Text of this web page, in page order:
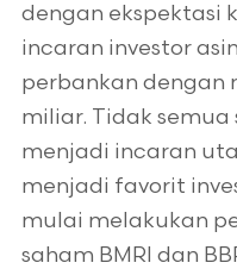
dengan ekspektasi
incaran investor
perbankan dengan
miliar. Tidak
menjadi incaran
menjadi favorit
mulai melakukan
saham BMRI dan